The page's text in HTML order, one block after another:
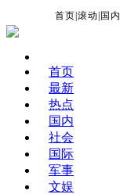
首页 |滚动 国内
首页
最新
热点
国内
社会
国际
军事
文娱